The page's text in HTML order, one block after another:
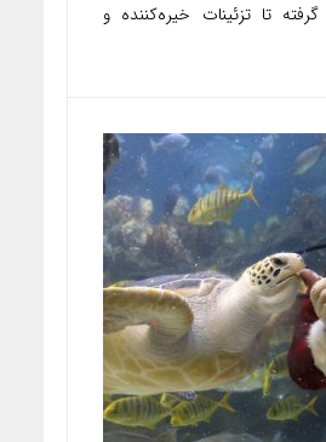
تا تزئینات خیره‌کننده و